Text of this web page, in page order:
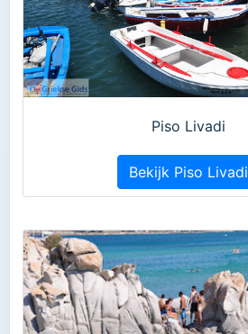
Piso Livadi
Bekijk Piso Livadi